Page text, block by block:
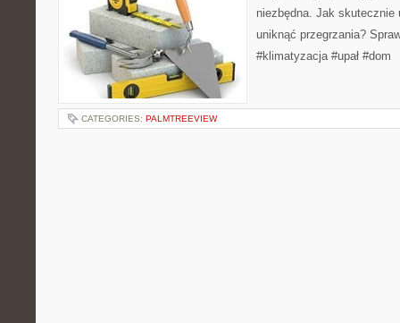
niezbędna. Jak skutecznie
uniknąć przegrzania?
#klimatyzacja #upał #dom
CATEGORIES: PALMTREEVIEW